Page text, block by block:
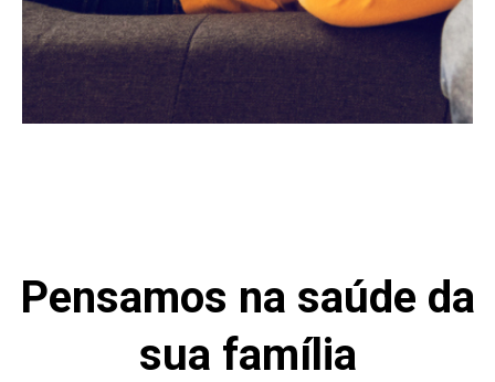
Pensamos na saúde da
sua família